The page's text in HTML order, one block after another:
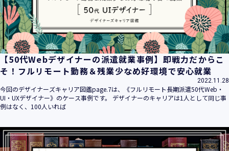
【50代Webデザイナーの派遣就業事例】即戦力だからこ
そ！フルリモート勤務＆残業少なめ好環境で安心就業
2022.11.28
今回のデザイナーズキャリア図鑑page.7は、《フルリモート長期派遣50代Web・
UI・UXデザイナー》のケース事例です。 デザイナーのキャリアは1人として同じ事
例はなく、100人いれば